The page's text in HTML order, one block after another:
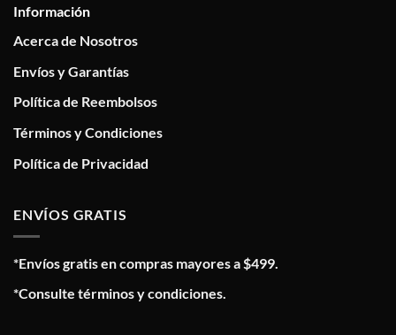
Información
Acerca de Nosotros
Envíos y Garantías
Política de Reembolsos
Términos y Condiciones
Política de Privacidad
ENVÍOS GRATIS
*Envíos gratis en compras mayores a $499.
*Consulte términos y condiciones.